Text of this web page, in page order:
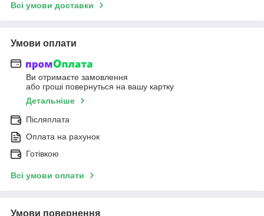
Всі умови доставки
Умови оплати
Ви отримаєте замовлення
або гроші повернуться на вашу картку
Детальніше
Післяплата
Оплата на рахунок
Готівкою
Всі умови оплати
Умови повернення